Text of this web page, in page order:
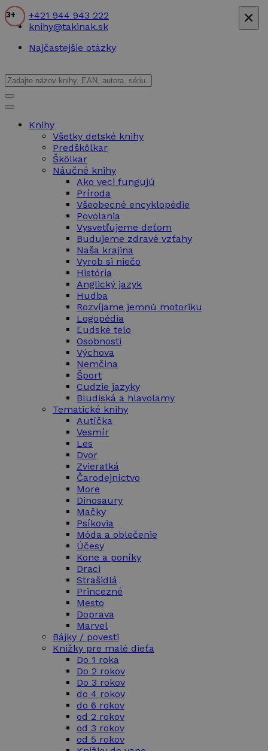
+421 944 943 222
knihy@takinak.sk
Najčastejšie otázky
Knihy
Všetky detské knihy
Predškôlkar
Škôlkar
Náučné knihy
Ako veci fungujú
Príroda
Všeobecné encyklopédie
Povolania
Vysvetľujeme deťom
Budujeme zdravé vzťahy
Naša krajina
Vyrob si niečo
História
Anglický jazyk
Hudba
Rozvíjame jemnú motoriku
Logopédia
Ľudské telo
Osobnosti
Výchova
Nemčina
Šport
Cudzie jazyky
Bludiská a hlavolamy
Tematické knihy
Autíčka
Vesmír
Les
Dvor
Zvieratká
Čarodejníctvo
More
Dinosaury
Mačky
Psíkovia
Móda a oblečenie
Účesy
Kone a poníky
Draci
Strašidlá
Princezné
Mesto
Doprava
Marvel
Bájky / povesti
Knižky pre malé dieťa
Do 1 roka
Do 2 rokov
Do 3 rokov
do 4 rokov
do 6 rokov
od 2 rokov
od 3 rokov
od 5 rokov
3+
3+
3+
2+
1+
2+
1+
3+
3+
3+
3+
3+
6+
3+ ×